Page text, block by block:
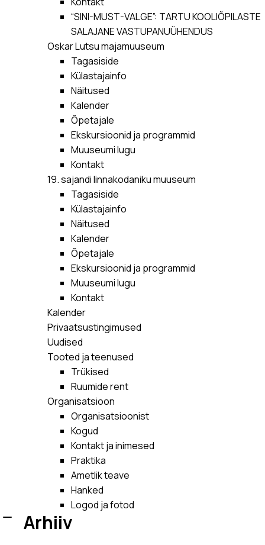
“SINI-MUST-VALGE”: TARTU KOOLIÕPILASTE
SALAJANE VASTUPANUÜHENDUS
Oskar Lutsu majamuuseum
Tagasiside
Külastajainfo
Näitused
Kalender
Õpetajale
Ekskursioonid ja programmid
Muuseumi lugu
Kontakt
19. sajandi linnakodaniku muuseum
Tagasiside
Külastajainfo
Näitused
Kalender
Õpetajale
Ekskursioonid ja programmid
Muuseumi lugu
Kontakt
Kalender
Privaatsustingimused
Uudised
Tooted ja teenused
Trükised
Ruumide rent
Organisatsioon
Organisatsioonist
Kogud
Kontakt ja inimesed
Praktika
Ametlik teave
Hanked
Logod ja fotod
Arhiiv